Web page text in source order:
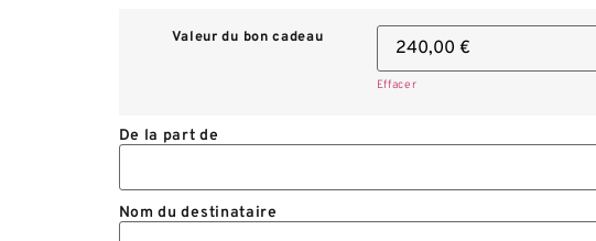
Valeur du bon cadeau
Effacer
De la part de
Nom du destinataire